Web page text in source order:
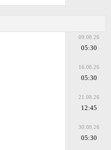
09.08.26
05:30
16.08.26
05:30
21.08.26
12:45
30.08.26
05:30